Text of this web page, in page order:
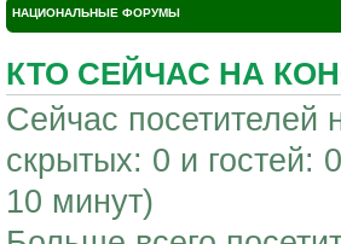
НАЦИОНАЛЬНЫЕ ФОРУМЫ
КТО СЕЙЧАС НА
Сейчас
скрытых: 0 и гостей:
10 минут)